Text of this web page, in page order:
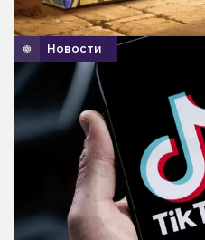
Новости